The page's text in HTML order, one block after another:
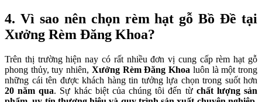
4. Vì sao nên chọn rèm hạt gỗ Bồ Đề tại
Xưởng Rèm Đăng Khoa?
Trên thị trường hiện nay có rất nhiều đơn vị cung cấp rèm hạt gỗ
phong thủy, tuy nhiên, Xưởng Rèm Đăng Khoa luôn là một trong
những cái tên được khách hàng tin tưởng lựa chọn trong suốt hơn
20 năm qua. Sự khác biệt của chúng tôi đến từ chất lượng sản